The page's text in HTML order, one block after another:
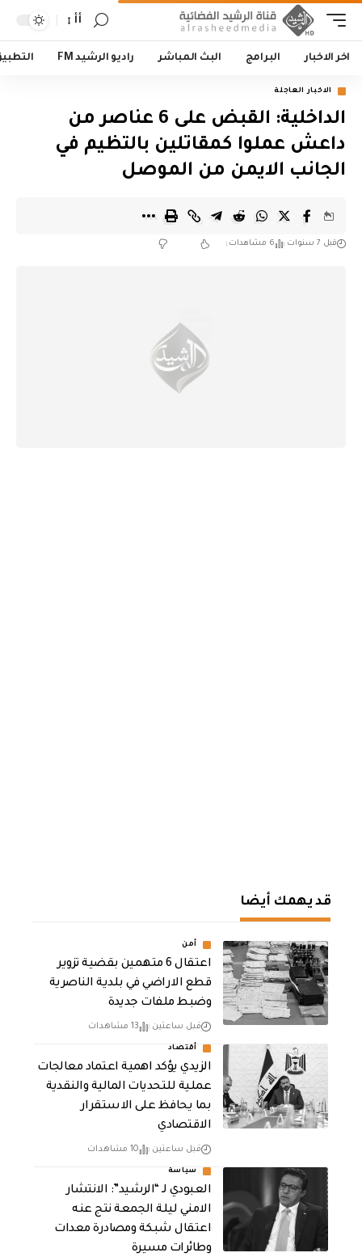
أأ
اخر الاخبار البرامج البث المباشر راديو الرشيد FM
الاخبار العاجلة
الداخلية: القبض على 6 عناصر من
داعش عملوا كمقاتلين بالتظيم في
الجانب الايمن من الموصل
قبل 7 سنوات 6 مشاهدات
قد يهمك أيضا
أمن
اعتقال 6 متهمين بقضية تزوير
قطع الاراضي في بلدية الناصرية
وضبط ملفات جديدة
قبل ساعتين 13 مشاهدات
أقتصاد
الزيدي يؤكد اهمية اعتماد معالجات
عملية للتحديات المالية والنقدية
بما يحافظ على الاستقرار
الاقتصادي
قبل ساعتين 10 مشاهدات
سياسة
العبودي لـ “الرشيد”: الانتشار
الامني ليلة الجمعة نتج عنه
اعتقال شبكة ومصادرة معدات
وطائرات مسيرة